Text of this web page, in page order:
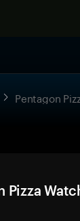
Pentagon
Pizza